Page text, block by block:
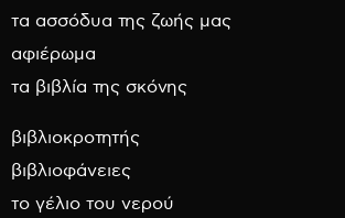
τα ασσόδυα της ζωής μας
αφιέρωμα
τα βιβλία της σκόνης
βιβλιοκροτητής
βιβλιοφάνειες
το γέλιο του νερού